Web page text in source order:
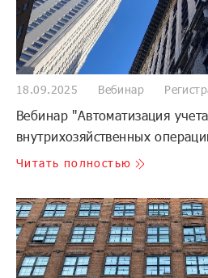
18.09.2025 Вебинар
Вебинар "Автоматизация учета
внутрихозяйственных
Читать полностью